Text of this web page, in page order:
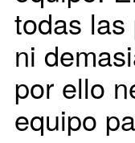
todas
ni
por ello
equipo